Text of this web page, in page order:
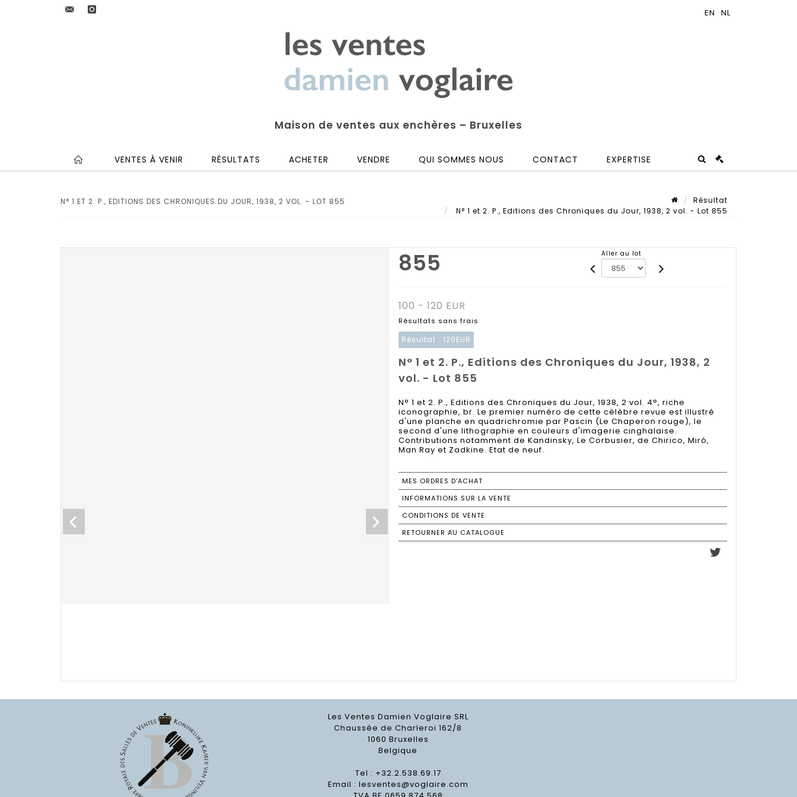
Maison de ventes aux enchères – Bruxelles
VENTES À VENIR RÉSULTATS ACHETER VENDRE QUI SOMMES NOUS CONTACT EXPERTISE
N° 1 ET 2. P., EDITIONS DES CHRONIQUES DU JOUR, 1938, 2 VOL. - LOT 855
Résultat
N° 1 et 2. P., Editions des Chroniques du Jour, 1938, 2 vol. - Lot 855
855 Aller au lot
100 - 120 EUR
Résultats sans frais
Résultat : 120EUR
N° 1 et 2. P., Editions des Chroniques du Jour, 1938, 2
vol. - Lot 855
N° 1 et 2. P., Editions des Chroniques du Jour, 1938, 2 vol. 4°, riche
iconographie, br. Le premier numéro de cette célèbre revue est illustré
d'une planche en quadrichromie par Pascin (Le Chaperon rouge), le
second d'une lithographie en couleurs d'imagerie cinghalaise.
Contributions notamment de Kandinsky, Le Corbusier, de Chirico, Miró,
Man Ray et Zadkine. Etat de neuf.
MES ORDRES D'ACHAT
INFORMATIONS SUR LA VENTE
CONDITIONS DE VENTE
RETOURNER AU CATALOGUE
Les Ventes Damien Voglaire SRL
Chaussée de Charleroi 162/8
1060 Bruxelles
Belgique
Tel : +32.2.538.69.17
Email : lesventes@voglaire.com